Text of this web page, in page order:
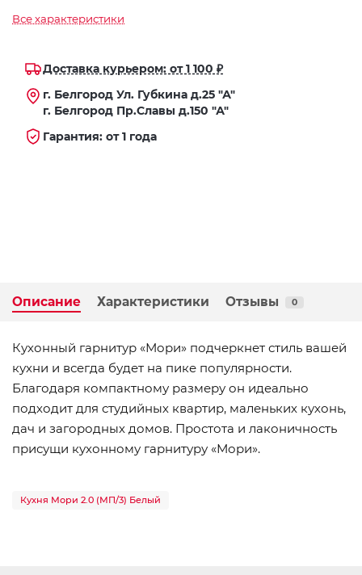
Все характеристики
Доставка курьером: от 1 100 ₽
г. Белгород Ул. Губкина д.25 "А"
г. Белгород Пр.Славы д.150 "А"
Гарантия: от 1 года
Описание Характеристики Отзывы 0
Кухонный гарнитур «Мори» подчеркнет стиль вашей
кухни и всегда будет на пике популярности.
Благодаря компактному размеру он идеально
подходит для студийных квартир, маленьких кухонь,
дач и загородных домов. Простота и лаконичность
присущи кухонному гарнитуру «Мори».
Кухня Мори 2.0 (МП/3) Белый